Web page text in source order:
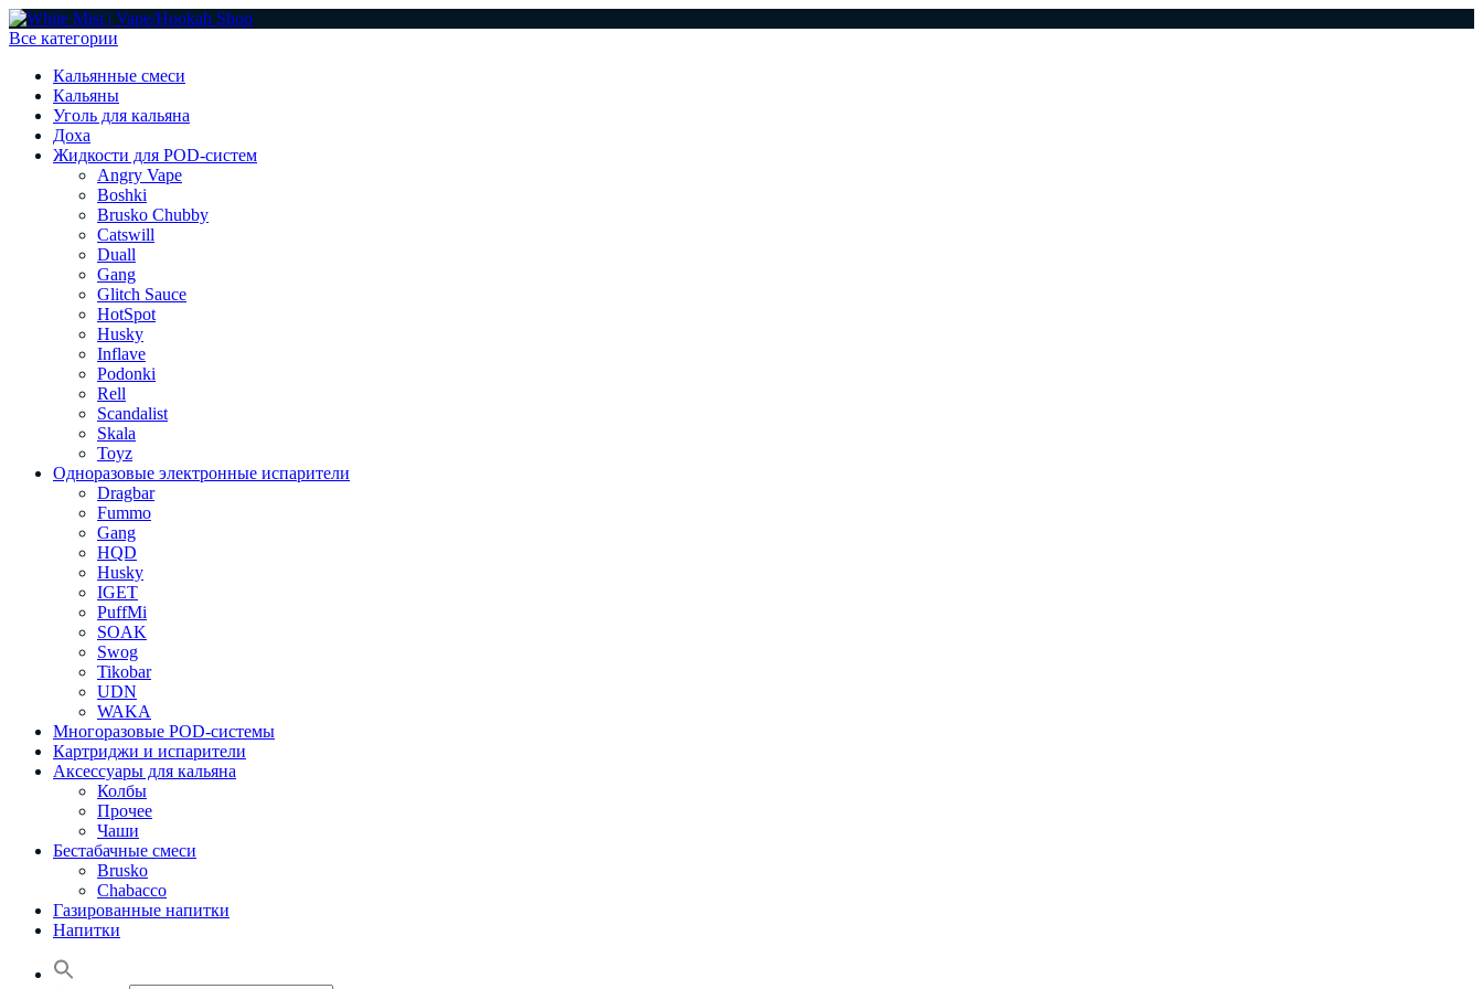
Все категории
Кальянные смеси
Кальяны
Уголь для кальяна
Доха
Жидкости для POD-систем
Angry Vape
Boshki
Brusko Chubby
Catswill
Duall
Gang
Glitch Sauce
HotSpot
Husky
Inflave
Podonki
Rell
Scandalist
Skala
Toyz
Одноразовые электронные испарители
Dragbar
Fummo
Gang
HQD
Husky
IGET
PuffMi
SOAK
Swog
Tikobar
UDN
WAKA
Многоразовые POD-системы
Картриджи и испарители
Аксессуары для кальяна
Колбы
Прочее
Чаши
Бестабачные смеси
Brusko
Chabacco
Газированные напитки
Напитки